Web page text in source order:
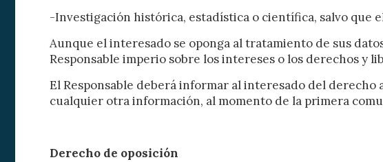
-Investigación histórica, estadística o científica, salvo que
Aunque el interesado se oponga al tratamiento de sus
Responsable imperio sobre los intereses o los derechos
El Responsable deberá informar al interesado del
cualquier otra información, al momento de la primera
Derecho de oposición